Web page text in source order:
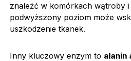
znaleźć w komórkach wątroby i
podwyższony poziom może
uszkodzenie tkanek.
Inny kluczowy enzym to alanin